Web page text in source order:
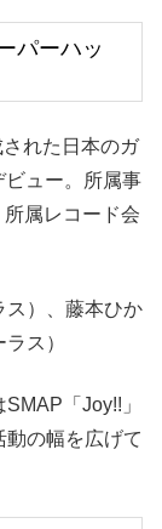
パーハッ
れた日本のガ
ビュー。所属事
属レコード会
ス）、藤本ひか
ス）
「Joy!!」
の幅を広げて